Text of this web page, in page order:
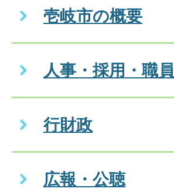
壱岐市の概要
人事・採用・職員
行財政
広報・公聴